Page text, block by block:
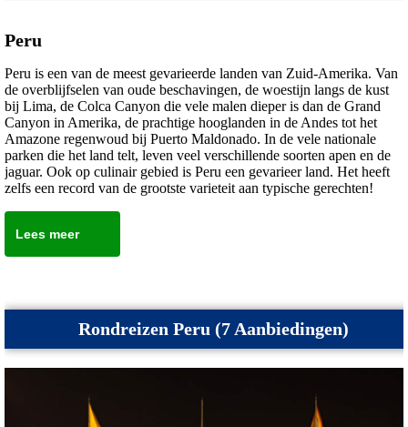
Peru
Peru is een van de meest gevarieerde landen van Zuid-Amerika. Van
de overblijfselen van oude beschavingen, de woestijn langs de kust
bij Lima, de Colca Canyon die vele malen dieper is dan de Grand
Canyon in Amerika, de prachtige hooglanden in de Andes tot het
Amazone regenwoud bij Puerto Maldonado. In de vele nationale
parken die het land telt, leven veel verschillende soorten apen en de
jaguar. Ook op culinair gebied is Peru een gevarieer land. Het heeft
zelfs een record van de grootste varieteit aan typische gerechten!
Lees meer
Rondreizen Peru (7 Aanbiedingen)